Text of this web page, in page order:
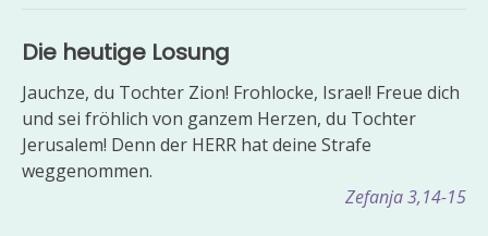
Die heutige Losung
Jauchze, du Tochter Zion! Frohlocke, Israel! Freue dich
und sei fröhlich von ganzem Herzen, du Tochter
Jerusalem! Denn der HERR hat deine Strafe
weggenommen.
Zefanja 3,14-15